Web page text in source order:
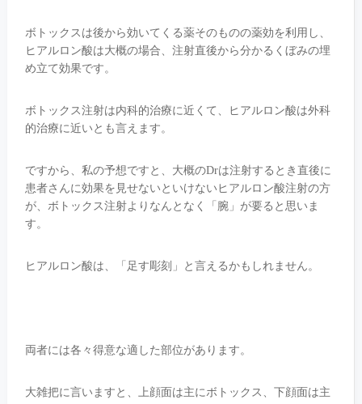
ボトックスは後から効いてくる薬そのものの薬効を利用し、
ヒアルロン酸は大概の場合、注射直後から分かるくぼみの埋
め立て効果です。
ボトックス注射は内科的治療に近くて、ヒアルロン酸は外科
的治療に近いとも言えます。
ですから、私の予想ですと、大概のDrは注射するとき直後に
患者さんに効果を見せないといけないヒアルロン酸注射の方
が、ボトックス注射よりなんとなく「腕」が要ると思いま
す。
ヒアルロン酸は、「足す彫刻」と言えるかもしれません。
両者には各々得意な適した部位があります。
大雑把に言いますと、上顔面は主にボトックス、下顔面は主